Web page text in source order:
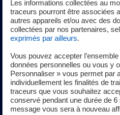
nouvel onglet
Stage de 3ème
Tu recherches un stage de
t’invitons à candidater
gouvernement1Élève1Stage.
Les informations collectées au
traceurs pourront être associées
autres appareils et/ou avec des
collectées par nos partenaires,
exprimés par ailleurs.
Vous pouvez accepter
données personnelles ou vous y
Personnaliser » vous permet par
individuellement les finalités de
traceurs que vous souhaitez
conservé pendant une durée de 6
message vous sera à nouveau